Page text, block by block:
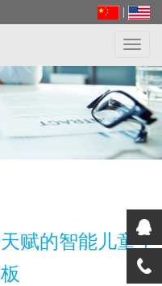
赋的智能儿童手